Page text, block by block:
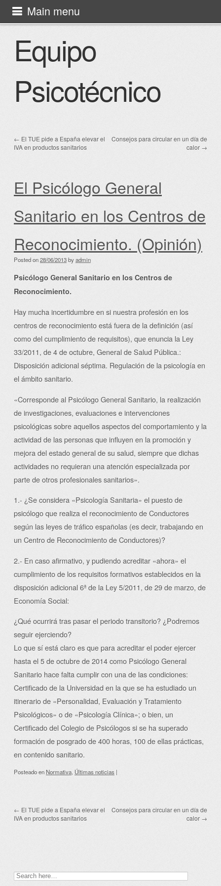
Equipo Psicotécnico
Equipo
Psicotécnico
Main menu
Skip to content
Post navigation
← El TUE pide a España elevar el
IVA en productos sanitarios
Consejos para circular en un día de
calor →
El Psicólogo General
Sanitario en los Centros de
Reconocimiento. (Opinión)
Posted on28/06/2013byadmin
Psicólogo General Sanitario en los Centros de
Reconocimiento.
Hay mucha incertidumbre en si nuestra profesión en los
centros de reconocimiento está fuera de la definición (así
como del cumplimiento de requisitos), que enuncia la Ley
33/2011, de 4 de octubre, General de Salud Pública.:
Disposición adicional séptima. Regulación de la psicología en
el ámbito sanitario.
«Corresponde al Psicólogo General Sanitario, la realización
de investigaciones, evaluaciones e intervenciones
psicológicas sobre aquellos aspectos del comportamiento y la
actividad de las personas que influyen en la promoción y
mejora del estado general de su salud, siempre que dichas
actividades no requieran una atención especializada por
parte de otros profesionales sanitarios».
1.- ¿Se considera «Psicología Sanitaria» el puesto de
psicólogo que realiza el reconocimiento de Conductores
según las leyes de tráfico españolas (es decir, trabajando en
un Centro de Reconocimiento de Conductores)?
2.- En caso afirmativo, y pudiendo acreditar «ahora» el
cumplimiento de los requisitos formativos establecidos en la
disposición adicional 6ª de la Ley 5/2011, de 29 de marzo, de
Economía Social:
¿Qué ocurrirá tras pasar el periodo transitorio? ¿Podremos
seguir ejerciendo?
Lo que sí está claro es que para acreditar el poder ejercer
hasta el 5 de octubre de 2014 como Psicólogo General
Sanitario hace falta cumplir con una de las condiciones:
Certificado de la Universidad en la que se ha estudiado un
itinerario de «Personalidad, Evaluación y Tratamiento
Psicológicos» o de «Psicología Clínica»; o bien, un
Certificado del Colegio de Psicólogos si se ha superado
formación de posgrado de 400 horas, 100 de ellas prácticas,
en contenido sanitario.
Posteadoen Normativa, Últimas noticias |
Post navigation
← El TUE pide a España elevar el
IVA en productos sanitarios
Consejos para circular en un día de
calor →